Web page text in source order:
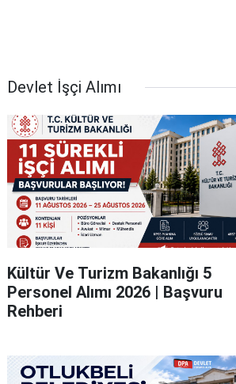
Devlet İşçi Alımı
Kültür Ve Turizm Bakanlığı 5
Personel Alımı 2026 | Başvuru
Rehberi